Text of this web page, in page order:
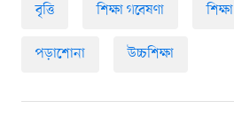
বৃত্তি শিক্ষা গবেষণা শিক্ষা
পড়াশোনা উচ্চশিক্ষা